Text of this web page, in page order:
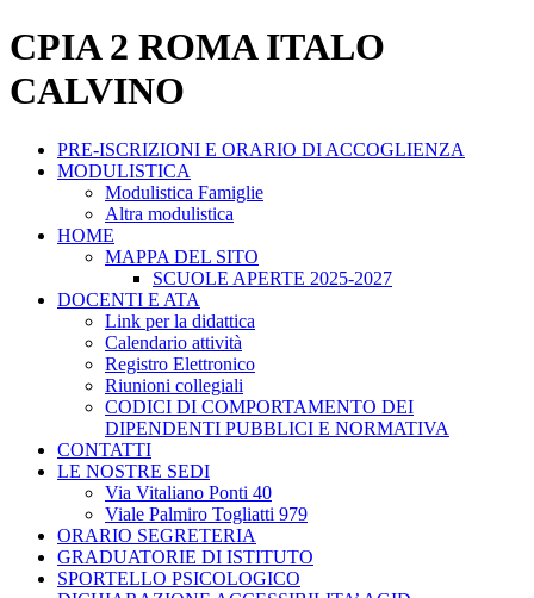
CPIA 2 ROMA ITALO
CALVINO
PRE-ISCRIZIONI E ORARIO DI ACCOGLIENZA
MODULISTICA
Modulistica Famiglie
Altra modulistica
HOME
MAPPA DEL SITO
SCUOLE APERTE 2025-2027
DOCENTI E ATA
Link per la didattica
Calendario attività
Registro Elettronico
Riunioni collegiali
CODICI DI COMPORTAMENTO DEI
DIPENDENTI PUBBLICI E NORMATIVA
CONTATTI
LE NOSTRE SEDI
Via Vitaliano Ponti 40
Viale Palmiro Togliatti 979
ORARIO SEGRETERIA
GRADUATORIE DI ISTITUTO
SPORTELLO PSICOLOGICO